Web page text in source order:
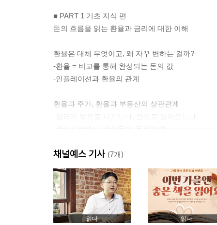
■ PART 1 기초 지식 편
돈의 흐름을 읽는 환율과 금리에 대한 이해
환율은 대체 무엇이고, 왜 자꾸 변하는 걸까?
-환율 = 비교를 통해 완성되는 돈의 값
-인플레이션과 환율의 관계
환율과 주가, 환율과 부동산의 상관관계
-주식시장에서 ‘큰손들’이 움직일 때
채권, 금리가 오를수록 가격은 떨어지는 이유
-시중금리의 영향을 받는 국채
-국채 투자의 개념과 전략
-대규모 국채 발행과 금리 인상
채널예스 기사 (7개)
읽다 읽다